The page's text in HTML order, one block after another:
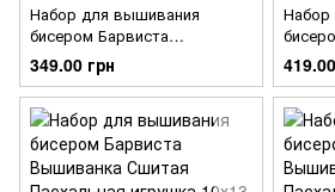
Набор для вышивания
бисером Барвиста
Вышиванка Сшитая
Пасхальная игрушка 10х13
ТР363аБ1013k
349.00 грн
Набор